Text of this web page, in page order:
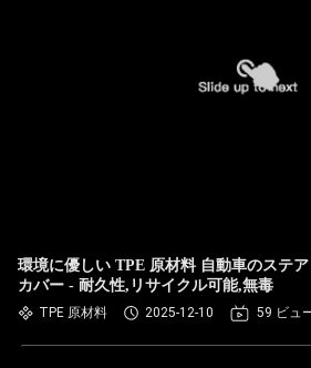
環境に優しい TPE 原材料 自動車のステ
カバー - 耐久性,リサイクル可能,無毒
TPE 原材料 2025-12-10 59 ビュ